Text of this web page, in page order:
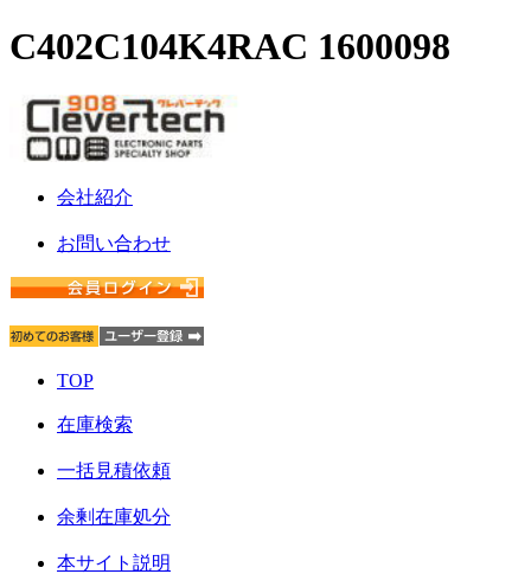
C402C104K4RAC 1600098
会社紹介
お問い合わせ
TOP
在庫検索
一括見積依頼
余剰在庫処分
本サイト説明